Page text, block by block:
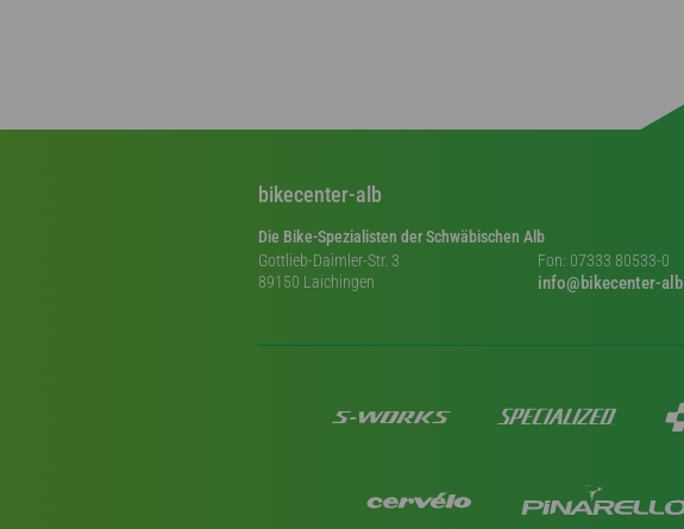
bikecenter-alb
Die Bike-Spezialisten der Schwäbischen Alb
Gottlieb-Daimler-Str. 3
89150 Laichingen
Fon: 07333 80533-0
info@bikecenter-